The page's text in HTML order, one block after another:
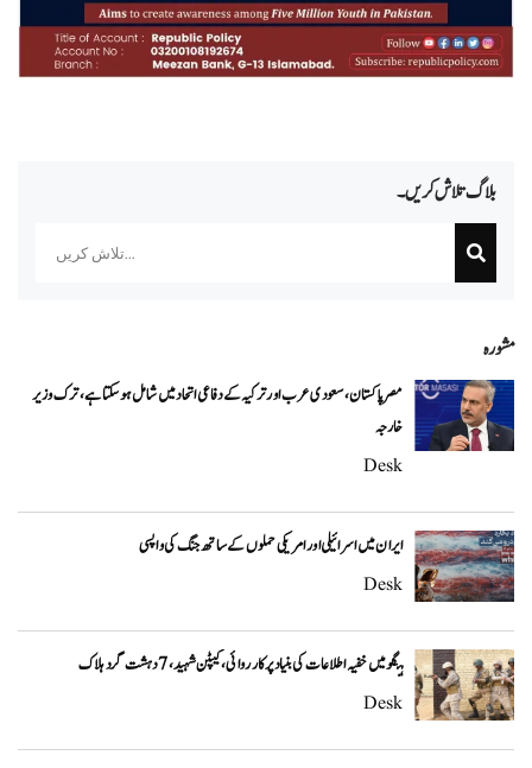
بلاگ تلاش کریں۔
مشورہ
مصر پاکستان، سعودی عرب اور ترکیہ کے دفاعی اتحاد میں شامل ہو سکتا ہے، ترک وزیر
خارجہ
Desk
ایران میں اسرائیلی اور امریکی حملوں کے ساتھ جنگ کی واپسی
Desk
ہنگو میں خفیہ اطلاعات کی بنیاد پر کارروائی، کیپٹن شہید، 7 دہشت گرد ہلاک
Desk